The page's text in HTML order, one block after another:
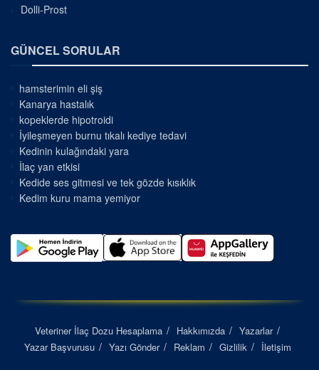
Dolli-Prost
GÜNCEL SORULAR
hamsterimin eli şiş
Kanarya hastalık
kopeklerde hipotroidi
İyileşmeyen burnu tıkalı kediye tedavi
Kedinin kulağındaki yara
İlaç yan etkisi
Kedide ses gitmesi ve tek gözde kısıklık
Kedim kuru mama yemiyor
Veteriner İlaç Dozu Hesaplama Hakkımızda
Yazarlar
Yazar Başvurusu
Yazı Gönder Reklam Gizlilik İletişim